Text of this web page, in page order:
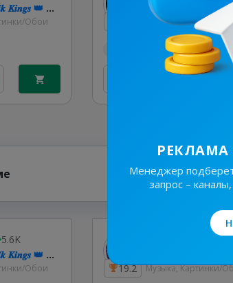
𝑳𝒆𝑽𝒌𝒊𝑺 & 𝑵𝒊𝒌 𝑲𝒊𝒏𝒈𝒔 👑 𝑴𝒖𝒔𝒊𝒄 | Українська музика | Ремікси 🇺🇦
Обои Музыка, Картинки/
Цена рекламы
350 ₴
5.6K
𝑳𝒆𝑽𝒌𝒊𝑺 & 𝑵𝒊𝒌 𝑲𝒊𝒏𝒈𝒔 👑 𝑴𝒖𝒔𝒊𝒄 | Українська музика | Ремікси 🇺🇦
Обои 19.2 Музыка, Картинки/
Менеджер
запрос –